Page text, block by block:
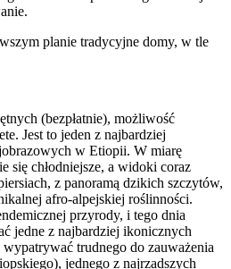
(bezpłatnie), możliwość
Jest to jeden z najbardziej
w Etiopii. W miarę
się chłodniejsze, a widoki coraz
z panoramą dzikich szczytów,
afro-alpejskiej roślinności.
przyrody, i tego dnia
jedne z najbardziej ikonicznych
trudnego do zauważenia
jednego z najrzadszych